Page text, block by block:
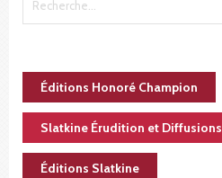
Éditions Honoré Champion
Slatkine Érudition et Diffusions
Éditions Slatkine